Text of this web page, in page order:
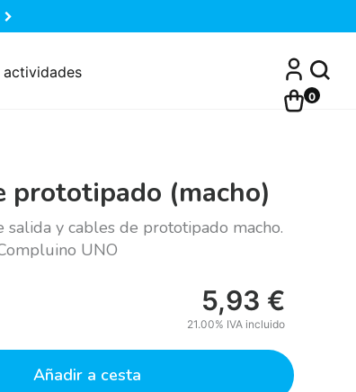
0
actividades
prototipado (macho)
y cables de prototipado macho.
UNO
5,93 €
21.00% IVA incluido
Añadir a cesta